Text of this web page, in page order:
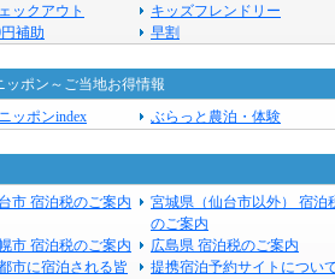
ックアウト
キッズフレンドリー
補助
早割
ッポン～ご当地お得情報
ッポンindex
ぶらっと農泊・体験
市 宿泊税のご案内
宮城県（仙台市以外） 宿泊
のご案内
市 宿泊税のご案内
広島県 宿泊税のご案内
市に宿泊される皆
提携宿泊予約サイトについ